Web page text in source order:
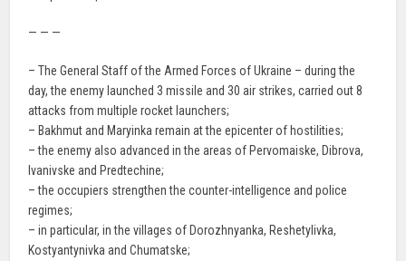
— — —
– The General Staff of the Armed Forces of Ukraine – during the
day, the enemy launched 3 missile and 30 air strikes, carried out 8
attacks from multiple rocket launchers;
– Bakhmut and Maryinka remain at the epicenter of hostilities;
– the enemy also advanced in the areas of Pervomaiske, Dibrova,
Ivanivske and Predtechine;
– the occupiers strengthen the counter-intelligence and police
regimes;
– in particular, in the villages of Dorozhnyanka, Reshetylivka,
Kostyantynivka and Chumatske;